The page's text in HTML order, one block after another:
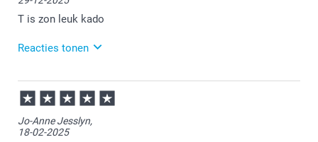
T is zon leuk kado
Reacties tonen
30-12-2025
11:14
Wat leuk om te lezen.
Graag tot ziens bij smartphoto!
Jo-Anne Jesslyn,
18-02-2025